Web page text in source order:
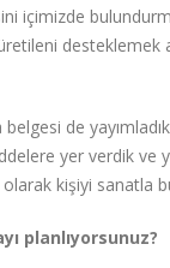
içimizde
desteklemek
de
yer verdik ve
kişiyi sanatla
planlıyorsunuz?